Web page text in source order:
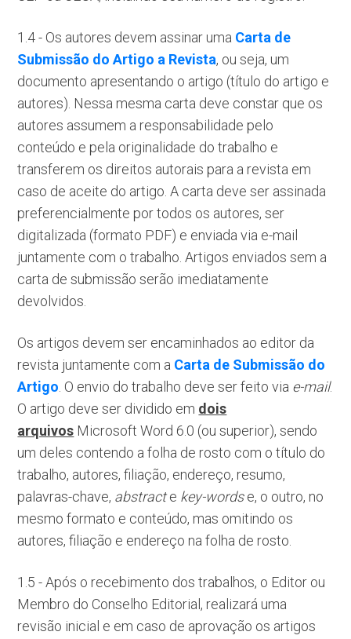
1.4 - Os autores devem assinar uma Carta de
Submissão do Artigo a Revista, ou seja, um
documento apresentando o artigo (título do artigo e
autores). Nessa mesma carta deve constar que os
autores assumem a responsabilidade pelo
conteúdo e pela originalidade do trabalho e
transferem os direitos autorais para a revista em
caso de aceite do artigo. A carta deve ser assinada
preferencialmente por todos os autores, ser
digitalizada (formato PDF) e enviada via e-mail
juntamente com o trabalho. Artigos enviados sem a
carta de submissão serão imediatamente
devolvidos.
Os artigos devem ser encaminhados ao editor da
revista juntamente com a Carta de Submissão do
Artigo . O envio do trabalho deve ser feito via e-mail.
O artigo deve ser dividido em dois
arquivos Microsoft Word 6.0 (ou superior), sendo
um deles contendo a folha de rosto com o título do
trabalho, autores, filiação, endereço, resumo,
palavras-chave, abstracte key-wordse, o outro, no
mesmo formato e conteúdo, mas omitindo os
autores, filiação e endereço na folha de rosto.
1.5 - Após o recebimento dos trabalhos, o Editor ou
Membro do Conselho Editorial, realizará uma
revisão inicial e em caso de aprovação os artigos